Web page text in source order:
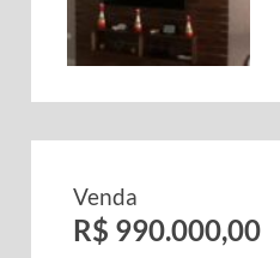
Venda
R$ 990.000,00